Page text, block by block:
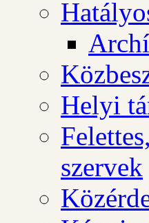
Helyi
szervek